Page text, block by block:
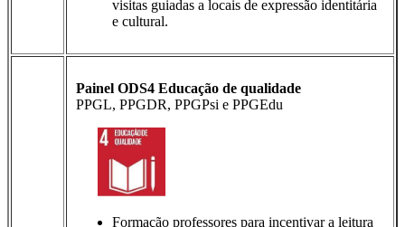
visitas guiadas a locais de expressão identitária
e cultural.
Painel ODS4 Educação de qualidade
PPGL, PPGDR, PPGPsi e PPGEdu
Formação professores para incentivar a leitura